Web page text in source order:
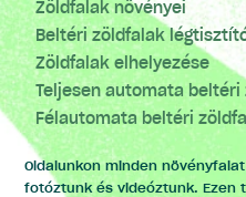
Zöldfalak növényei
Beltéri zöldfalak
Zöldfalak elhelyezése
Teljesen automata
Félautomata beltéri
Oldalunkon minden
fotóztunk és videóztunk. Ezen